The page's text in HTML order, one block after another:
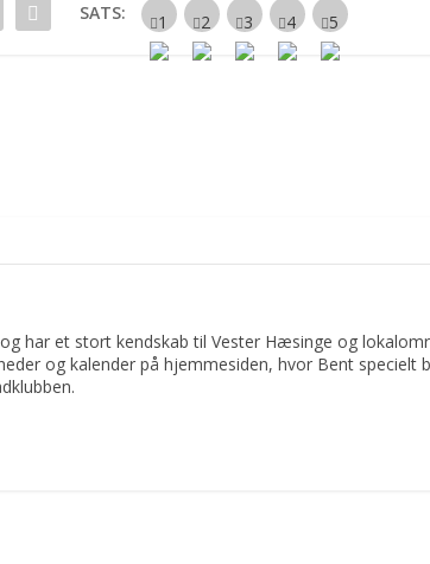
SATS:
har et stort kendskab til Vester Hæsinge og
og kalender på hjemmesiden, hvor Bent specielt